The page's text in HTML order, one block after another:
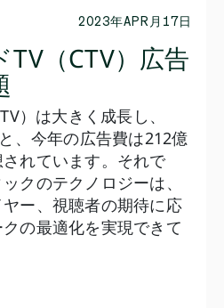
2023年APR月17日
（CTV）広告
）は大きく成長し、
、今年の広告費は212億
れています。それで
クのテクノロジーは、
ー、視聴者の期待に応
の最適化を実現できて